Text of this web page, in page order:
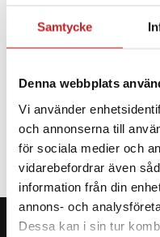
Samtycke
Denna webbplats
Vi använder
och annonserna till
för sociala medier och
vidarebefordrar även
information från din
annons- och
Dessa kan i sin tur
SPECIFIKATION